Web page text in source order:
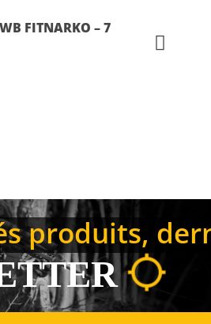
FITNARKO – 7
produits,